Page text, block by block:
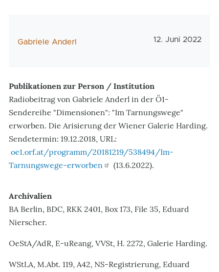
AutorIn
Gabriele Anderl 12. Juni 2022
Publikationen zur Person / Institution
Radiobeitrag von Gabriele Anderl in der Ö1-
Sendereihe "Dimensionen": "Im Tarnungswege"
erworben. Die Arisierung der Wiener Galerie Harding.
Sendetermin: 19.12.2018, URL:
oe1.orf.at/programm/20181219/538494/Im-
Tarnungswege-erworben
(13.6.2022).
Archivalien
BA Berlin, BDC, RKK 2401, Box 173, File 35, Eduard
Nierscher.
OeStA/AdR, E-uReang, VVSt, H. 2272, Galerie Harding.
WStLA, M.Abt. 119, A42, NS-Registrierung, Eduard